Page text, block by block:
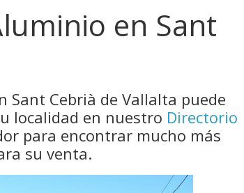
en Sant
Sant Cebrià de Vallalta puede
localidad en nuestro Directorio
para encontrar mucho más
su venta.